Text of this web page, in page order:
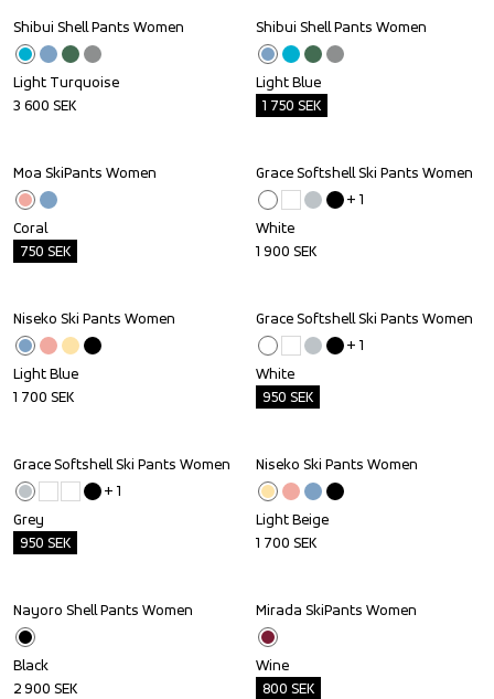
Shibui Shell Pants Women
Light Turquoise
3 600 SEK
Outlet
Shibui Shell Pants Women
Light Blue
1 750 SEK
Outlet
Moa SkiPants Women
Coral
750 SEK
Grace Softshell Ski Pants Women
+ 1
White
1 900 SEK
Niseko Ski Pants Women
Light Blue
1 700 SEK
Outlet
Grace Softshell Ski Pants Women
+ 1
White
950 SEK
Outlet
Grace Softshell Ski Pants Women
+ 1
Grey
950 SEK
Niseko Ski Pants Women
Light Beige
1 700 SEK
Nayoro Shell Pants Women
Black
2 900 SEK
Outlet
Mirada SkiPants Women
Wine
800 SEK